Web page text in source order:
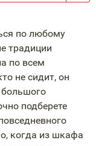
по любому
традиции
по всем
не сидит, он
подберете
когда из шкафа